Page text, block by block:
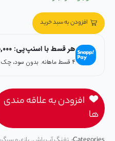
افزودن به سبد خرید
هر قسط با اسنپ‌پی:
۴ قسط ماهانه. بدون سود، چک و ضامن.
افزودن به علاقه مندی
ها